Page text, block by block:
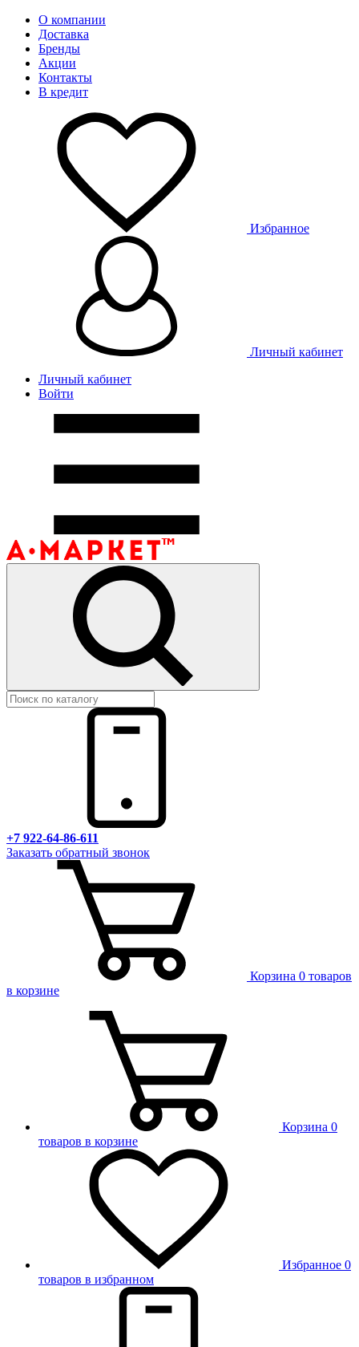
О компании
Доставка
Бренды
Акции
Контакты
В кредит
Избранное
Личный кабинет
Личный кабинет
Войти
+7 922-64-86-611
Заказать обратный звонок
Корзина 0 товаров
в корзине
Корзина 0
товаров в корзине
Избранное 0
товаров в избранном